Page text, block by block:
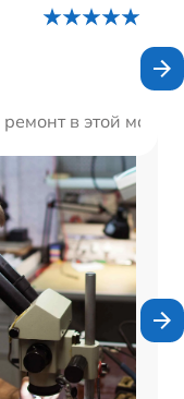
в этой